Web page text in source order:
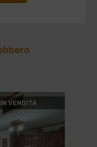
IN VENDITA